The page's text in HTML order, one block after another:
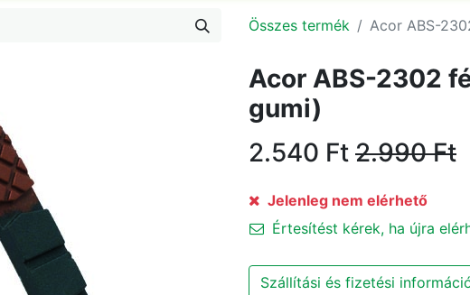
Összes termék Acor ABS-
Acor ABS-2302
gumi)
2.540 Ft 2.990Ft
Jelenleg nem elérhető
Értesítést kérek, ha újra
Szállítási és fizetési